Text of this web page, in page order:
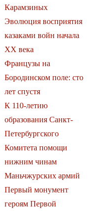
Карамзиных
Эволюция восприятия
казаками войн начала
ХХ века
Французы на
Бородинском поле: сто
лет спустя
К 110-летию
образования Санкт-
Петербургского
Комитета помощи
нижним чинам
Маньчжурских армий
Первый монумент
героям Первой